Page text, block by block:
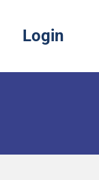
Login